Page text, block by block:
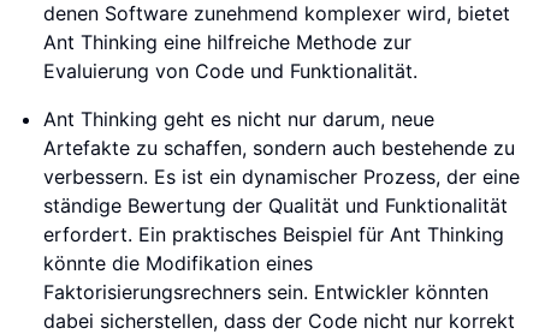
denen Software zunehmend komplexer wird, bietet
Ant Thinking eine hilfreiche Methode zur
Evaluierung von Code und Funktionalität.
Ant Thinking geht es nicht nur darum, neue
Artefakte zu schaffen, sondern auch bestehende zu
verbessern. Es ist ein dynamischer Prozess, der eine
ständige Bewertung der Qualität und Funktionalität
erfordert. Ein praktisches Beispiel für Ant Thinking
könnte die Modifikation eines
Faktorisierungsrechners sein. Entwickler könnten
dabei sicherstellen, dass der Code nicht nur korrekt